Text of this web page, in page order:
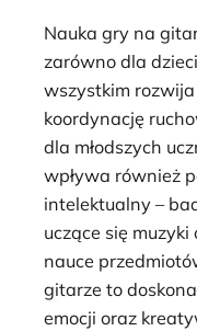
Nauka gry na
zarówno dla
wszystkim
koordynację
dla młodszych
wpływa również
intelektualny –
uczące się
nauce
gitarze to
emocji oraz